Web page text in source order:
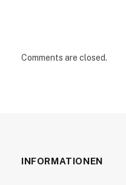
Comments are closed.
INFORMATIONEN